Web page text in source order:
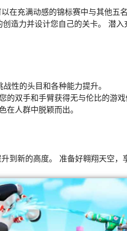
在充满动感的锦标赛中与其他五
造力并设计您自己的关卡。 潜
性的头目和各种能力提升。
双手和手臂获得无与伦比的游戏
在人群中脱颖而出。
到新的高度。 准备好翱翔天空，